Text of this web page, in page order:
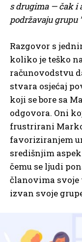
s drugima — čak i
podržavaju grupu
Razgovor s
koliko je teško
računovodstvu
stvara osjećaj
koji se bore sa
odgovora. Oni
frustrirani
favoriziranjem
središnjim
čemu se ljudi
članovima svoje
izvan svoje